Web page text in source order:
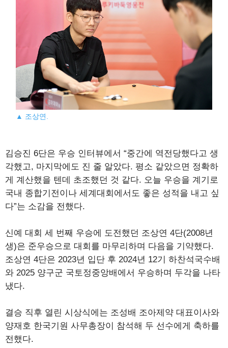
▲ 조상연.
김승진 6단은 우승 인터뷰에서 “중간에 역전당했다고 생
각했고, 마지막에도 진 줄 알았다. 평소 같았으면 정확하
게 계산했을 텐데 초조했던 것 같다. 오늘 우승을 계기로
국내 종합기전이나 세계대회에서도 좋은 성적을 내고 싶
다”는 소감을 전했다.
신예 대회 세 번째 우승에 도전했던 조상연 4단(2008년
생)은 준우승으로 대회를 마무리하며 다음을 기약했다.
조상연 4단은 2023년 입단 후 2024년 12기 하찬석국수배
와 2025 양구군 국토정중앙배에서 우승하며 두각을 나타
냈다.
결승 직후 열린 시상식에는 조성배 조아제약 대표이사와
양재호 한국기원 사무총장이 참석해 두 선수에게 축하를
전했다.